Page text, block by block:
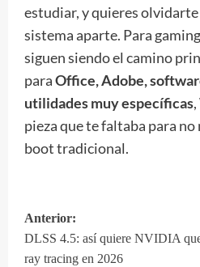
estudiar, y quieres
sistema aparte. Para
siguen siendo el camino
paraOffice, Adobe,
utilidades muy específicas
pieza que te faltaba para
boot tradicional.
Navegación
de
Anterior:
DLSS 4.5: así quiere NVIDIA
ray tracing en 2026